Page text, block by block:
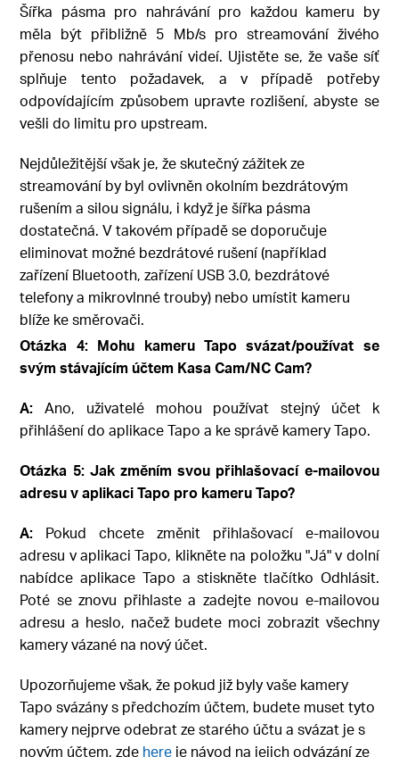
Šířka pásma pro nahrávání pro každou kameru by
měla být přibližně 5 Mb/s pro streamování živého
přenosu nebo nahrávání videí. Ujistěte se, že vaše síť
splňuje tento požadavek, a v případě potřeby
odpovídajícím způsobem upravte rozlišení, abyste se
vešli do limitu pro upstream.
Nejdůležitější však je, že skutečný zážitek ze
streamování by byl ovlivněn okolním bezdrátovým
rušením a silou signálu, i když je šířka pásma
dostatečná. V takovém případě se doporučuje
eliminovat možné bezdrátové rušení (například
zařízení Bluetooth, zařízení USB 3.0, bezdrátové
telefony a mikrovlnné trouby) nebo umístit kameru
blíže ke směrovači.
Otázka 4: Mohu kameru Tapo svázat/používat se
svým stávajícím účtem Kasa Cam/NC Cam?
A: Ano, uživatelé mohou používat stejný účet k
přihlášení do aplikace Tapo a ke správě kamery Tapo.
Otázka 5: Jak změním svou přihlašovací e-mailovou
adresu v aplikaci Tapo pro kameru Tapo?
A: Pokud chcete změnit přihlašovací e-mailovou
adresu v aplikaci Tapo, klikněte na položku "Já" v dolní
nabídce aplikace Tapo a stiskněte tlačítko Odhlásit.
Poté se znovu přihlaste a zadejte novou e-mailovou
adresu a heslo, načež budete moci zobrazit všechny
kamery vázané na nový účet.
Upozorňujeme však, že pokud již byly vaše kamery
Tapo svázány s předchozím účtem, budete muset tyto
kamery nejprve odebrat ze starého účtu a svázat je s
novým účtem, zde here je návod na jejich odvázání ze